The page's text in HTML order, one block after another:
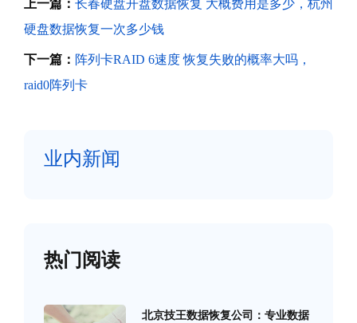
上一篇： 长春硬盘开盘数据恢复 大概费用是多少，杭州
硬盘数据恢复一次多少钱
下一篇： 阵列卡RAID 6速度 恢复失败的概率大吗，
raid0阵列卡
业内新闻
热门阅读
北京技王数据恢复公司：专业数据